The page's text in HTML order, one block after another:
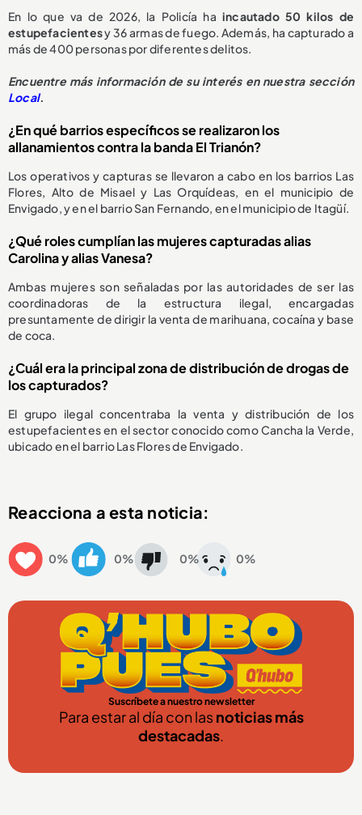
En lo que va de 2026, la Policía ha incautado 50 kilos de
estupefacientesy 36 armas de fuego. Además, ha capturado a
más de 400 personas por diferentes delitos.
Encuentre más información de su interés en nuestra sección
Local.
¿En qué barrios específicos se realizaron los
allanamientos contra la banda El Trianón?
Los operativos y capturas se llevaron a cabo en los barrios Las
Flores, Alto de Misael y Las Orquídeas, en el municipio de
Envigado, y en el barrio San Fernando, en el municipio de Itagüí.
¿Qué roles cumplían las mujeres capturadas alias
Carolina y alias Vanesa?
Ambas mujeres son señaladas por las autoridades de ser las
coordinadoras de la estructura ilegal, encargadas
presuntamente de dirigir la venta de marihuana, cocaína y base
de coca.
¿Cuál era la principal zona de distribución de drogas de
los capturados?
El grupo ilegal concentraba la venta y distribución de los
estupefacientes en el sector conocido como Cancha la Verde,
ubicado en el barrio Las Flores de Envigado.
Reacciona a esta noticia:
0% 0% 0% 0%
Suscríbete a nuestro newsletter
Para estar al día con lasnoticias más
destacadas